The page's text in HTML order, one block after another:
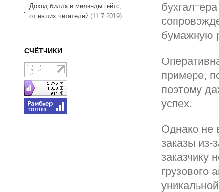
бумажную
примере,
поэтому
успех.
Однако не
заказы из-
заказчику
грузового
Доход билла и мелинды гейтс,
от наших читателей (11.7.2019)
СЧЁТЧИКИ